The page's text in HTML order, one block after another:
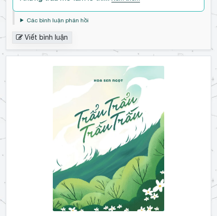
ậ
n
u
b
ì
Các bình luận phản hồi
Viết bình luận